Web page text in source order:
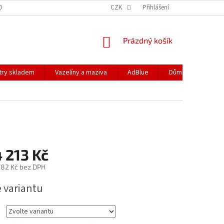
PODMÍNKY OCHRANY OSOBNÍCH ÚDAJŮ
CZK Přihlášení
NÁKUPNÍ
Prázdný košík
skladem Vazelíny a maziva AdBlue
Dům a zahrada
213 Kč
Kčbez DPH
variantu